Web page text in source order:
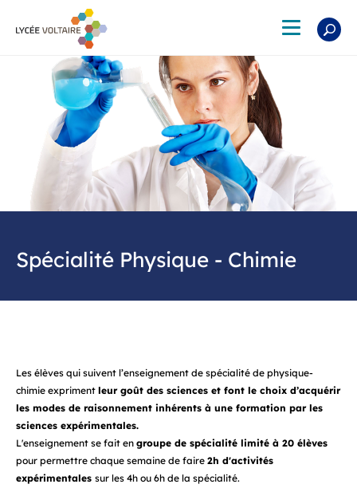
Toggle
navigation
Spécialité Physique - Chimie
Les élèves qui suivent l’enseignement de spécialité de physique-
chimie expriment leur goût des sciences et font le choix d’acquérir
les modes de raisonnement inhérents à une formation par les
sciences expérimentales.
L'enseignement se fait en groupe de spécialité limité à 20 élèves
pour permettre chaque semaine de faire 2h d'activités
expérimentales sur les 4h ou 6h de la spécialité.